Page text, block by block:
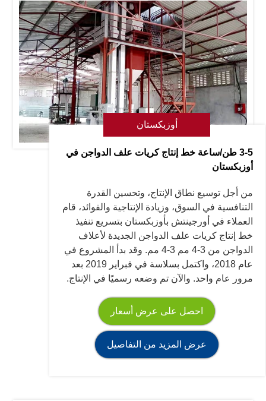
أوزبكستان
3-5 طن/ساعة خط إنتاج كريات علف الدواجن في
أوزبكستان
من أجل توسيع نطاق الإنتاج، وتحسين القدرة
التنافسية في السوق، وزيادة الإنتاجية والفوائد، قام
العملاء في أورجينتش بأوزبكستان بتسريع تنفيذ
خط إنتاج كريات علف الدواجن الجديدة لأعلاف
الدواجن من 3-4 مم 3-4 مم. وقد بدأ المشروع في
عام 2018، واكتمل بسلاسة في فبراير 2019 بعد
مرور عام واحد. والآن تم وضعه رسميًا في الإنتاج.
احصل على عرض أسعار
عرض المزيد من التفاصيل